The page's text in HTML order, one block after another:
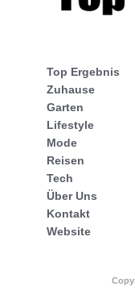
Top Ergebnis
Zuhause
Garten
Lifestyle
Mode
Reisen
Tech
Über Uns
Kontakt
Website